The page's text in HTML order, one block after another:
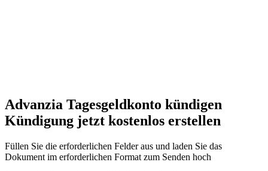
Advanzia Tagesgeldkonto kündigen
Kündigung jetzt kostenlos erstellen
Füllen Sie die erforderlichen Felder aus und laden Sie das
Dokument im erforderlichen Format zum Senden hoch